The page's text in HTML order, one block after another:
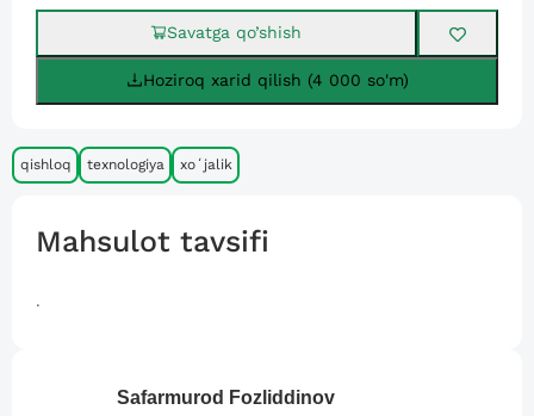
Savatga qo’shish
Hoziroq xarid qilish (4 000 so'm)
qishloq texnologiya xoʻjalik
Mahsulot tavsifi
.
Safarmurod Fozliddinov